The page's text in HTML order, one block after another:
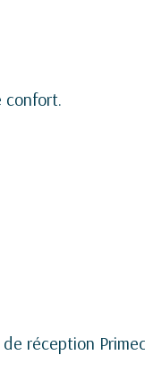
confort.
réception